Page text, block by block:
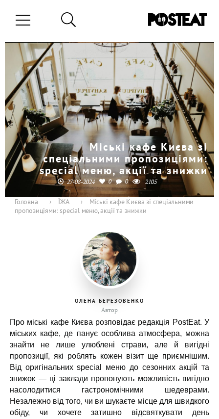
Міські кафе Києва зі
спеціальними пропозиціями:
special меню, акції та знижки
27-08-2024 0 0 2105
Головна › ЇЖА ›
Міські кафе Києва зі спеціальними
пропозиціями: special меню, акції та знижки
ОЛЕНА БЕРЕЗОВЕНКО
Автор
Про міські кафе Києва розповідає редакція PostEat. У
міських кафе, де панує особлива атмосфера, можна
знайти не лише улюблені страви, але й вигідні
пропозиції, які роблять кожен візит ще приємнішим.
Від оригінальних special меню до сезонних акцій та
знижок — ці заклади пропонують можливість вигідно
насолодитися гастрономічними шедеврами.
Незалежно від того, чи ви шукаєте місце для швидкого
обіду, чи хочете затишно відсвяткувати день